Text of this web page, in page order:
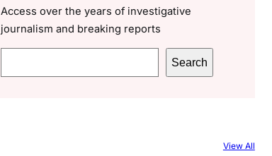
Access over the years of investigative
journalism and breaking reports
e
Search
View All